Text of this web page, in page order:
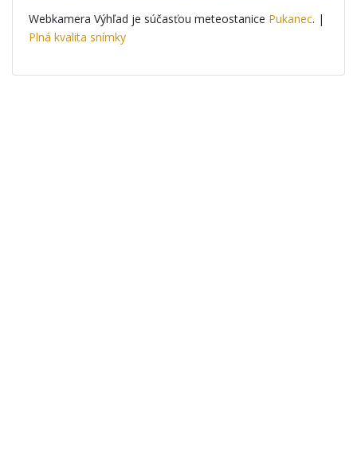
Webkamera Výhľad je súčasťou meteostanice Pukanec. |
Plná kvalita snímky